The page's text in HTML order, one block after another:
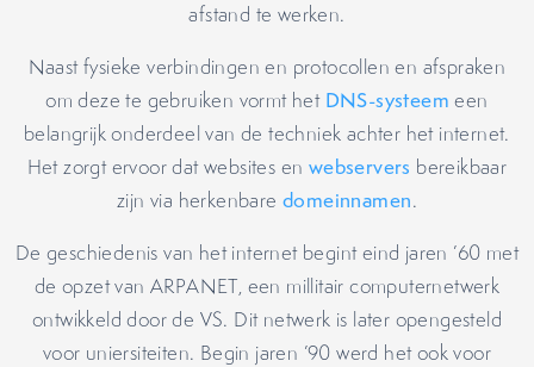
afstand te werken.
Naast fysieke verbindingen en protocollen en afspraken
om deze te gebruiken vormt het DNS-systeem een
belangrijk onderdeel van de techniek achter het internet.
Het zorgt ervoor dat websites en webservers bereikbaar
zijn via herkenbaredomeinnamen.
De geschiedenis van het internet begint eind jaren ’60 met
de opzet van ARPANET, een millitair computernetwerk
ontwikkeld door de VS. Dit netwerk is later opengesteld
voor uniersiteiten. Begin jaren ’90 werd het ook voor